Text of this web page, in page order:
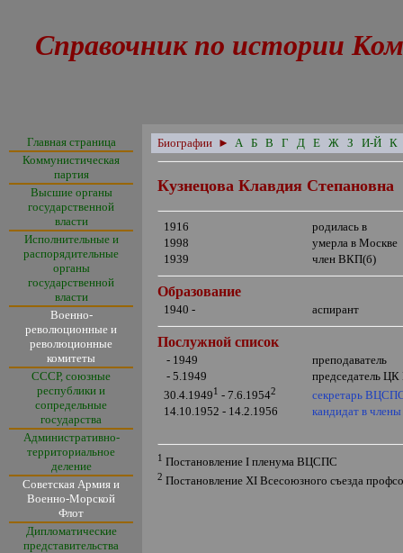
Справочник по истории
Главная страница
Коммунистическая
партия
Высшие органы
государственной
власти
Исполнительные и
распорядительные
органы
государственной
власти
Военно-
революционные и
революционные
комитеты
СССР, союзные
республики и
сопредельные
государства
Административно-
территориальное
деление
Советская Армия и
Военно-Морской
Флот
Дипломатические
представительства
Биографии ► А Б В Г Д Е Ж З И-Й К
Кузнецова Клавдия Степановна
1916
родилась в
1998
умерла в Москве
1939
член ВКП(б)
Образование
1940 - аспирант
Послужной список
- 1949
преподаватель
- 5.1949
председатель
30.4.19491 - 7.6.19542
секретарь
14.10.1952 - 14.2.1956
кандидат в
1 ПостановлениеIпленума ВЦСПС
2 Постановление XIВсесоюзного съезда